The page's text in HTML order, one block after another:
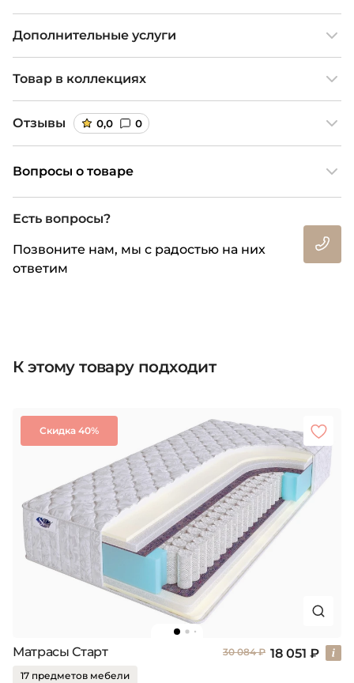
Дополнительные услуги
Товар в коллекциях
Отзывы 0,0 0
Вопросы о товаре
Есть вопросы?
Позвоните нам, мы с радостью на них
ответим
К этому товару подходит
Скидка 40%
Матрасы Старт 30 084 ₽ 18 051 ₽
17 предметов мебели